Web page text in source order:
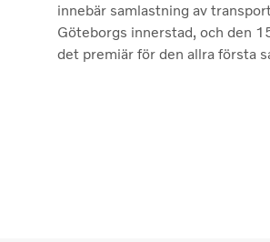
innebär samlastning av
Göteborgs innerstad, och den
det premiär för den allra första